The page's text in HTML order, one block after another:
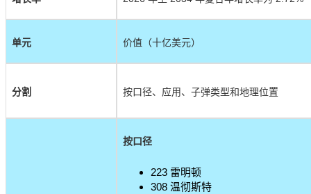
单元 价值（十亿美元）
分割 按口径、应用、子弹类型和地理位置
按口径
223 雷明顿
308 温彻斯特